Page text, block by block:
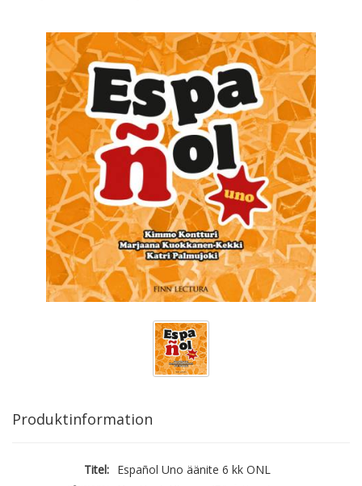
Produktinformation
Titel: Español Uno äänite 6 kk ONL